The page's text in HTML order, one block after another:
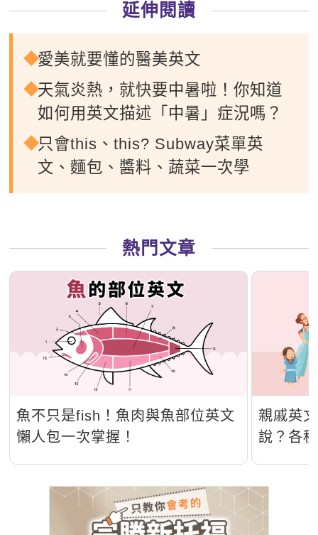
延伸閱讀
愛美就要懂的醫美英文
天氣炎熱，就快要中暑啦！你知道
如何用英文描述「中暑」症況嗎？
只會this、this? Subway菜單英
文、麵包、醬料、蔬菜一次學
熱門文章
魚不只是fish！魚肉與魚部位英文
懶人包一次掌握！
親戚英
說？各